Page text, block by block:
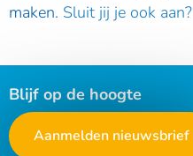
maken. Sluit jij je ook aan?
Blijf op de hoogte
Aanmelden nieuwsbrief